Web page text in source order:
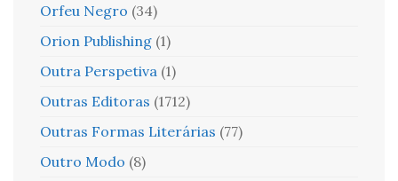
Orfeu Negro (34)
Orion Publishing (1)
Outra Perspetiva (1)
Outras Editoras (1712)
Outras Formas Literárias (77)
Outro Modo (8)